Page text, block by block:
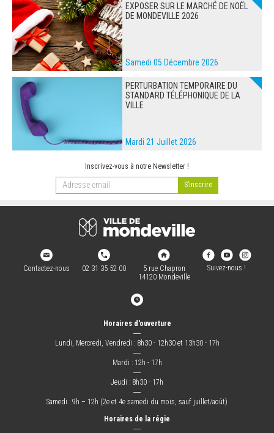
EXPOSER SUR LE MARCHÉ DE NOËL
DE MONDEVILLE 2026
Samedi 05 Décembre 2026
PERTURBATION TEMPORAIRE DU
STANDARD TÉLÉPHONIQUE DE LA
VILLE
Mardi 21 Juillet 2026
Inscrivez-vous à notre Newsletter !
Contactez-nous 02 31 35 52 00
5 rue Chapron
14120 Mondeville
Suivez-nous !
Horaires d'ouverture
―
Lundi, Mercredi, Vendredi : 8h30 - 12h30 et 13h30 - 17h
―
Mardi : 12h - 17h
―
Jeudi : 8h30 - 17h
―
Samedi : 9h – 12h (2e et 4e samedi du mois, sauf juillet/août)
Horaires de la régie
―